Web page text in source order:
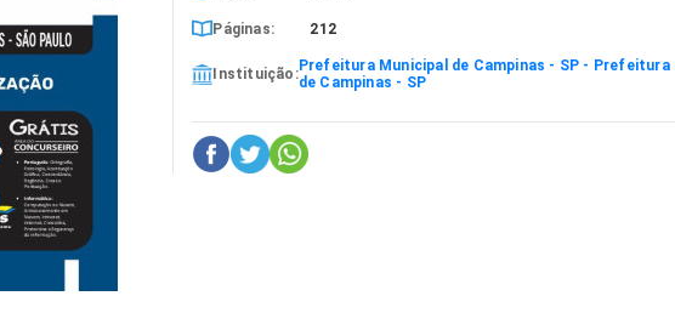
Páginas: 212
Instituição:Prefeitura Municipal de Campinas - SP - Prefeitura
de Campinas - SP